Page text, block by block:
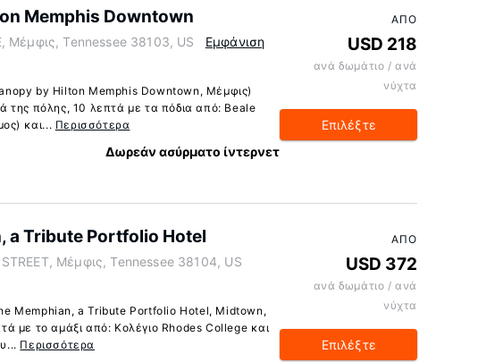
Memphis Downtown
Μέμφις, Tennessee 38103, US
Εμφάνιση
by Hilton Memphis Downtown, Μέμφις)
της πόλης, 10 λεπτά με τα πόδια από: Beale
και... Περισσότερα
Δωρεάν ασύρματο ίντερνετ
ΑΠΌ
USD 218
ανά δωμάτιο / ανά
νύχτα
Επιλέξτε
a Tribute Portfolio Hotel
STREET, Μέμφις, Tennessee 38104, US
Memphian, a Tribute Portfolio Hotel, Midtown,
με το αμάξι από: Κολέγιο Rhodes College και
Περισσότερα
ΑΠΌ
USD 372
ανά δωμάτιο / ανά
νύχτα
Επιλέξτε